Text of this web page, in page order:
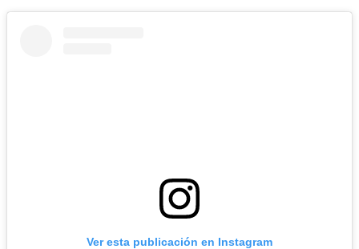
Ver esta publicación en Instagram